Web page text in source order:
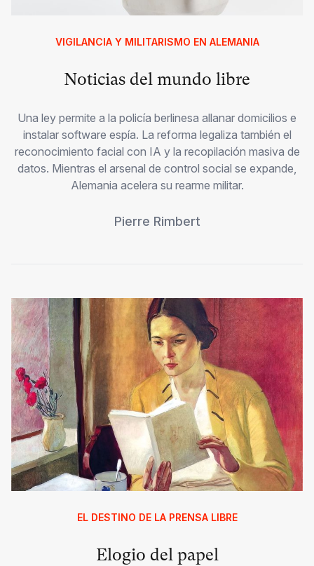
VIGILANCIA Y MILITARISMO EN ALEMANIA
Noticias del mundo libre
Una ley permite a la policía berlinesa allanar domicilios e
instalar software espía. La reforma legaliza también el
reconocimiento facial con IA y la recopilación masiva de
datos. Mientras el arsenal de control social se expande,
Alemania acelera su rearme militar.
Pierre Rimbert
EL DESTINO DE LA PRENSA LIBRE
Elogio del papel